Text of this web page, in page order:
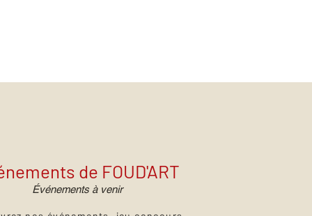
de FOUD'ART
Événements à venir